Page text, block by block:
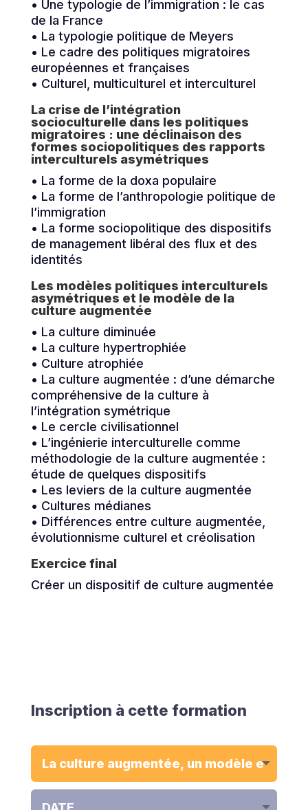
• Une typologie de l’immigration : le cas
de la France
• La typologie politique de Meyers
• Le cadre des politiques migratoires
européennes et françaises
• Culturel, multiculturel et interculturel
La crise de l’intégration
socioculturelle dans les politiques
migratoires : une déclinaison des
formes sociopolitiques des rapports
interculturels asymétriques
• La forme de la doxa populaire
• La forme de l’anthropologie politique de
l’immigration
• La forme sociopolitique des dispositifs
de management libéral des flux et des
identités
Les modèles politiques interculturels
asymétriques et le modèle de la
culture augmentée
• La culture diminuée
• La culture hypertrophiée
• Culture atrophiée
• La culture augmentée : d’une démarche
compréhensive de la culture à
l’intégration symétrique
• Le cercle civilisationnel
• L’ingénierie interculturelle comme
méthodologie de la culture augmentée :
étude de quelques dispositifs
• Les leviers de la culture augmentée
• Cultures médianes
• Différences entre culture augmentée,
évolutionnisme culturel et créolisation
Exercice final
Créer un dispositif de culture augmentée
Inscription à cette formation